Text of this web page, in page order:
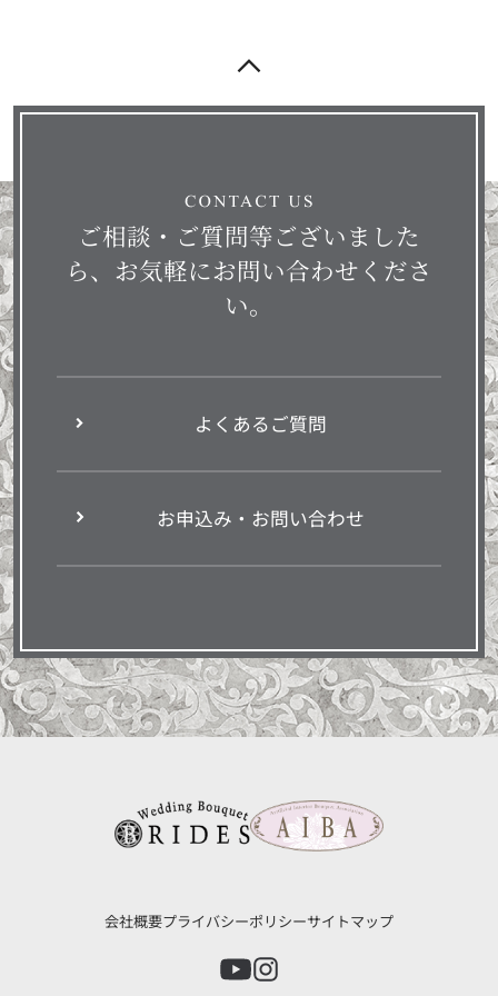
ご相談・ご質問等ございました
ら、お気軽にお問い合わせくださ
い。
よくあるご質問
お申込み・お問い合わせ
会社概要プライバシーポリシーサイトマップ